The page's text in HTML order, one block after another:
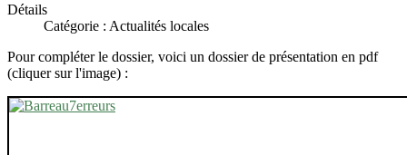
Détails
Catégorie : Actualités locales
Pour compléter le dossier, voici un dossier de présentation en pdf
(cliquer sur l'image) :